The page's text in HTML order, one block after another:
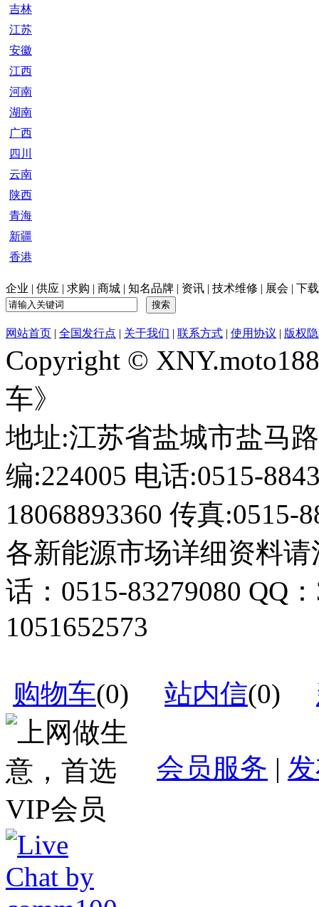
吉林
江苏
安徽
江西
河南
湖南
广西
四川
云南
陕西
青海
新疆
香港
企业 | 供应 | 求购 | 商城 | 知名品牌 | 资讯 | 技术维修 | 展会 | 下载
网站首页 | 全国发行点 | 关于我们 | 联系方式 | 使用协议 | 版权
Copyright ©
车》
地址:江苏省盐城市盐马
编:224005 电话:0515-
18068893360 传真:0515-
各新能源市场详细资料
话：0515-83279080 QQ
1051652573
购物车(0) 站内信(0)
会员服务 |